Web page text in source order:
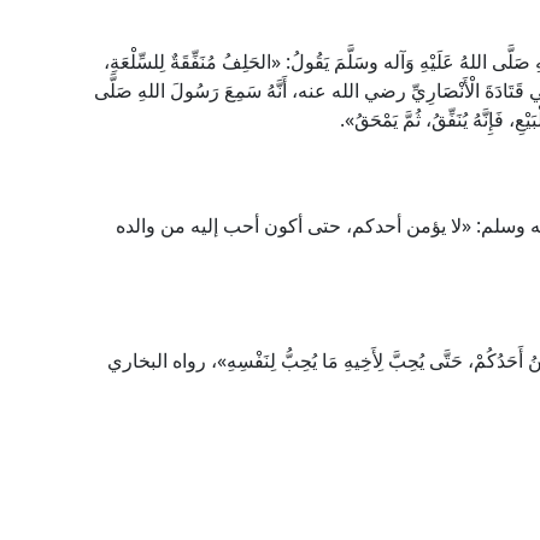
اللهُ عَلَيْهِ وَآله وسَلَّمَ يَقُولُ: «الحَلِفُ مُنَفِّقَةٌ لِلسِّلْعَةِ،
الْأَنْصَارِيِّ رضي الله عنه، أَنَّهُ سَمِعَ رَسُولَ اللهِ صَلَّى
فَإِنَّهُ يُنَفِّقُ، ثُمَّ يَمْحَقُ».
«لا يؤمن أحدكم، حتى أكون أحب إليه من والده
حَتَّى يُحِبَّ لِأَخِيهِ مَا يُحِبُّ لِنَفْسِهِ»، رواه البخاري